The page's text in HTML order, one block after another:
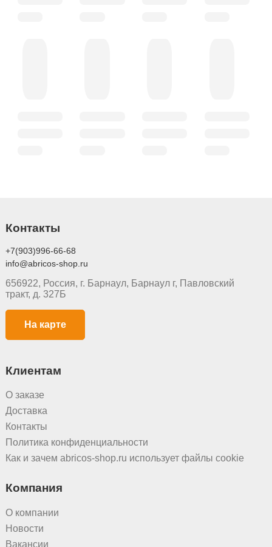
Контакты
+7(903)996-66-68
info@abricos-shop.ru
656922, Россия, г. Барнаул, Барнаул г, Павловский
тракт, д. 327Б
На карте
Клиентам
О заказе
Доставка
Контакты
Политика конфиденциальности
Как и зачем abricos-shop.ru использует файлы cookie
Компания
О компании
Новости
Вакансии